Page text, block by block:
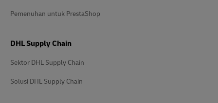
Pemenuhan untuk PrestaShop
DHL Supply Chain
Sektor DHL Supply Chain
Solusi DHL Supply Chain